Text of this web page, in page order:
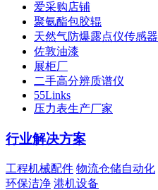
爱采购店铺
聚氨酯包胶辊
天然气防爆露点仪传感器
佐敦油漆
展柜厂
二手高分辨质谱仪
55Links
压力表生产厂家
行业解决方案
工程机械配件 物流仓储自动化
环保洁净 港机设备